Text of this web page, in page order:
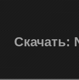
Скачать: